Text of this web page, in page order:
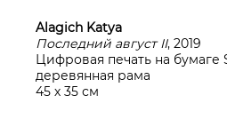
Alagich Katya
Последний август II, 2019
Цифровая печать на бумаге
деревянная рама
45 х 35 см